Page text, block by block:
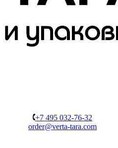
+7 495 032-76-32
order@verta-tara.com